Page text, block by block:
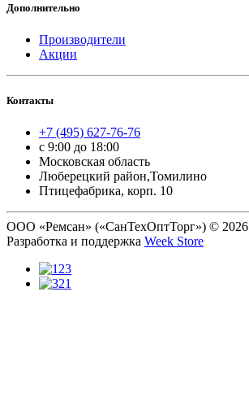
Дополнительно
Производители
Акции
Контакты
+7 (495) 627-76-76
с 9:00 до 18:00
Московская область
Люберецкий район,Томилино
Птицефабрика, корп. 10
ООО «Ремсан» («СанТехОптТорг») © 2026
Разработка и поддержка Week Store